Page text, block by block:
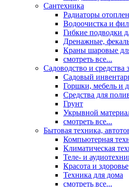
Сантехника
Радиаторы
Водоочистка и
Гибкие подводки
Дренажные,
Краны шаровые
смотреть все...
Садоводство и средства
Садовый
Горшки, мебель и
Средства для
Грунт
Укрывной
смотреть все...
Бытовая техника,
Компьютерная
Климатическая
Теле- и
Красота и здоровье
Техника для дома
смотреть все...